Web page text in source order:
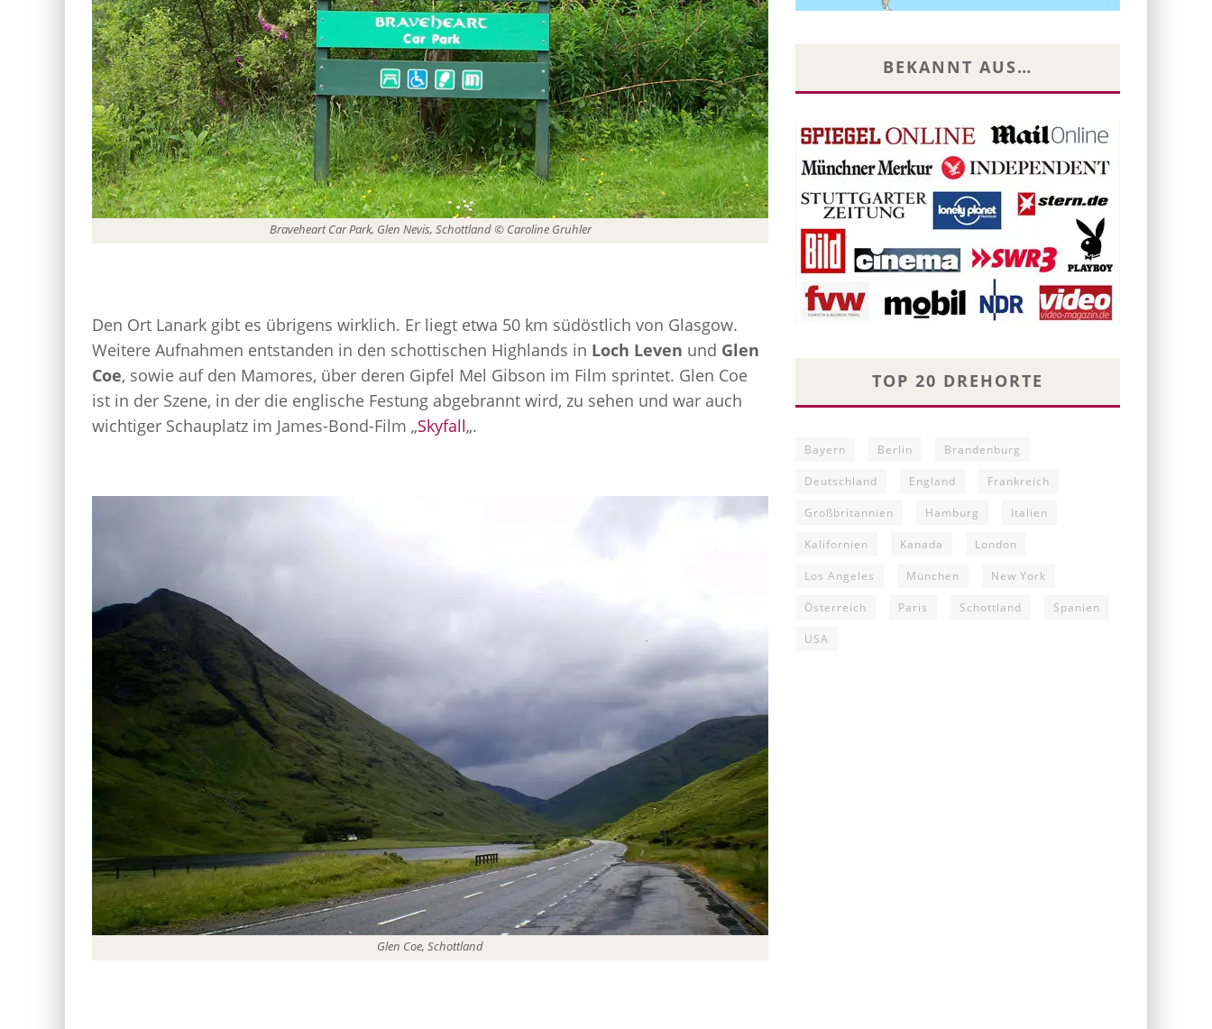
Braveheart Car Park, Glen Nevis, Schottland © Caroline Gruhler
Den Ort Lanark gibt es übrigens wirklich. Er liegt etwa 50 km südöstlich von Glasgow.
Weitere Aufnahmen entstanden in den schottischen Highlands in Loch Leven und Glen
Coe, sowie auf den Mamores, über deren Gipfel Mel Gibson im Film sprintet. Glen Coe
ist in der Szene, in der die englische Festung abgebrannt wird, zu sehen und war auch
wichtiger Schauplatz im James-Bond-Film „Skyfall„.
Glen Coe, Schottland
BEKANNT AUS…
TOP 20 DREHORTE
Bayern Berlin Brandenburg
Deutschland England Frankreich
Großbritannien Hamburg Italien
Kalifornien Kanada London
Los Angeles München New York
Österreich Paris Schottland Spanien
USA